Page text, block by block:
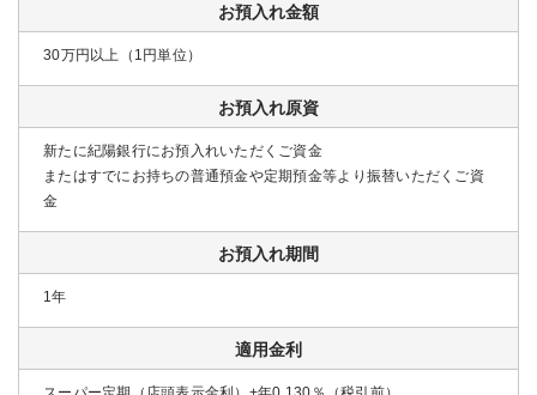
お預入れ金額
30万円以上（1円単位）
お預入れ原資
新たに紀陽銀行にお預入れいただくご資金
またはすでにお持ちの普通預金や定期預金等より振替いただくご資
金
お預入れ期間
1年
適用金利